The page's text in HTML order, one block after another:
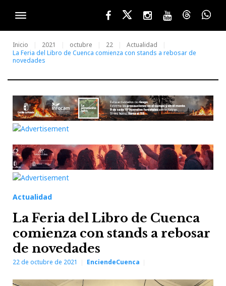
FacebookTwitterInstagram
YoutubeThreads
Inicio 2021 octubre 22
Actualidad
La Feria del Libro de Cuenca comienza con stands a rebosar de
novedades
Actualidad
La Feria del Libro de Cuenca
comienza con stands a rebosar
de novedades
22 de octubre de 2021 EnciendeCuenca